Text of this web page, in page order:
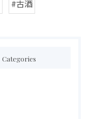
#古酒
Categories